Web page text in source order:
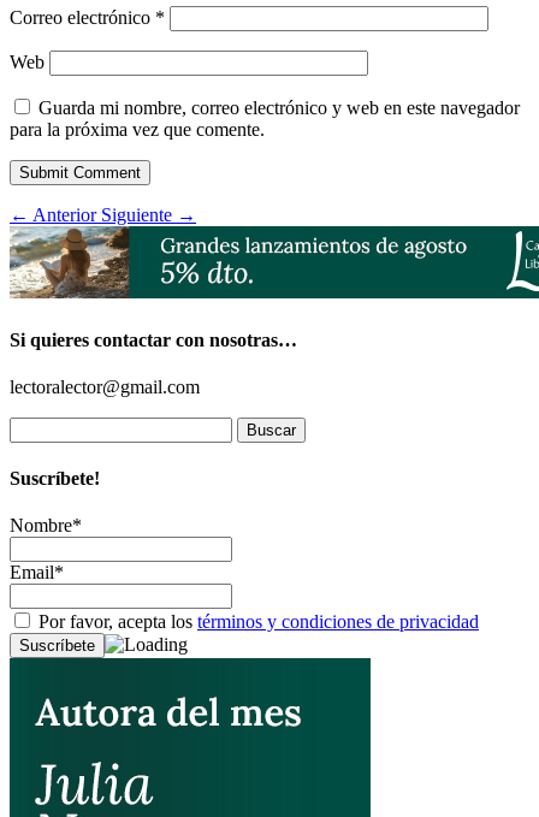
Correo electrónico *
Web
Guarda mi nombre, correo electrónico y web en este navegador
para la próxima vez que comente.
Submit Comment
← Anterior Siguiente →
Si quieres contactar con nosotras…
lectoralector@gmail.com
Suscríbete!
Nombre*
Email*
Por favor, acepta los términos y condiciones de privacidad